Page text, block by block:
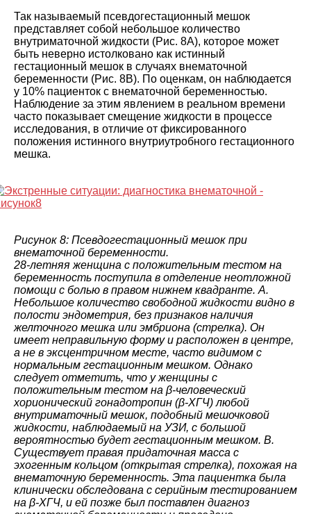
Так называемый псевдогестационный мешок
представляет собой небольшое количество
внутриматочной жидкости (Рис. 8А), которое может
быть неверно истолковано как истинный
гестационный мешок в случаях внематочной
беременности (Рис. 8В). По оценкам, он наблюдается
у 10% пациенток с внематочной беременностью.
Наблюдение за этим явлением в реальном времени
часто показывает смещение жидкости в процессе
исследования, в отличие от фиксированного
положения истинного внутриутробного гестационного
мешка.
Рисунок 8: Псевдогестационный мешок при
внематочной беременности.
28-летняя женщина с положительным тестом на
беременность поступила в отделение неотложной
помощи с болью в правом нижнем квадранте. A.
Небольшое количество свободной жидкости видно в
полости эндометрия, без признаков наличия
желточного мешка или эмбриона (стрелка). Он
имеет неправильную форму и расположен в центре,
а не в эксцентричном месте, часто видимом с
нормальным гестационным мешком. Однако
следует отметить, что у женщины с
положительным тестом на β-человеческий
хорионический гонадотропин (β-ХГЧ) любой
внутриматочный мешок, подобный мешочковой
жидкости, наблюдаемый на УЗИ, с большой
вероятностью будет гестационным мешком. B.
Существует правая придаточная масса с
эхогенным кольцом (открытая стрелка), похожая на
внематочную беременность. Эта пациентка была
клинически обследована с серийным тестированием
на β-ХГЧ, и ей позже был поставлен диагноз